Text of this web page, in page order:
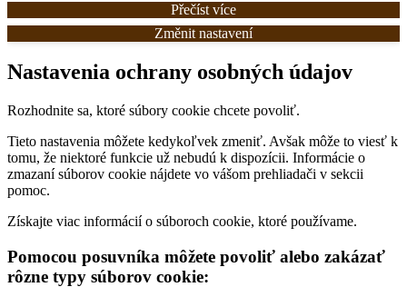
Přečíst více
Změnit nastavení
Nastavenia ochrany osobných údajov
Rozhodnite sa, ktoré súbory cookie chcete povoliť.
Tieto nastavenia môžete kedykoľvek zmeniť. Avšak môže to viesť k
tomu, že niektoré funkcie už nebudú k dispozícii. Informácie o
zmazaní súborov cookie nájdete vo vášom prehliadači v sekcii
pomoc.
Získajte viac informácií o súboroch cookie, ktoré používame.
Pomocou posuvníka môžete povoliť alebo zakázať
rôzne typy súborov cookie: